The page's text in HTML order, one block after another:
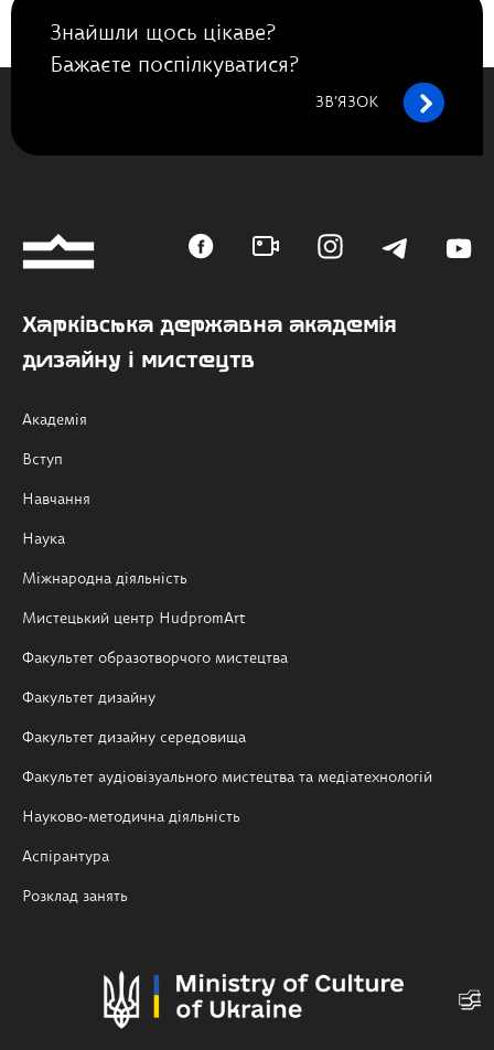
Знайшли щось цікаве?
Бажаєте поспілкуватися?
ЗВ’ЯЗОК
Харківська державна академія
дизайну і мистецтв
Академія
Вступ
Навчання
Наука
Міжнародна діяльність
Мистецький центр HudpromArt
Факультет образотворчого мистецтва
Факультет дизайну
Факультет дизайну середовища
Факультет аудіовізуального мистецтва та медіатехнологій
Науково-методична діяльність
Аспірантура
Розклад занять